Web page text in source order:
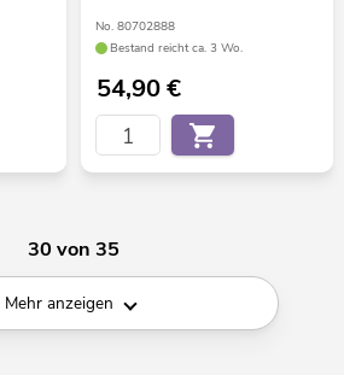
No. 80702888
Bestand reicht ca. 3 Wo.
54,90€
30 von 35
Mehr anzeigen